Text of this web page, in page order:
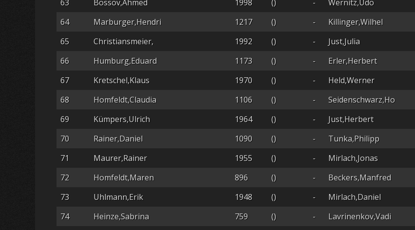
63
Bossov,Ahmed 1998 () - Wernitz,Udo
64
Marburger,Hendri 1217 () - Killinger,Wilhel
65
Christiansmeier, 1992 () - Just,Julia
66
Humburg,Eduard 1173 () - Erler,Herbert
67
Kretschel,Klaus 1970 () - Held,Werner
68
Homfeldt,Claudia 1106 () - Seidenschwarz,Ho
69
Kümpers,Ulrich 1964 () - Just,Herbert
70
Rainer,Daniel 1090 () - Tunka,Philipp
71
Maurer,Rainer 1955 () - Mirlach,Jonas
72
Homfeldt,Maren 896 () - Beckers,Manfred
73
Uhlmann,Erik 1948 () - Mirlach,Daniel
74
Heinze,Sabrina 759 () - Lavrinenkov,Vadi